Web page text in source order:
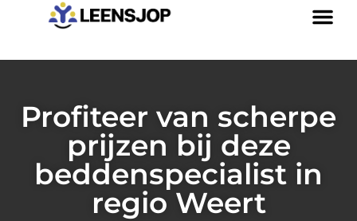
Profiteer van scherpe
prijzen bij deze
beddenspecialist in
regio Weert